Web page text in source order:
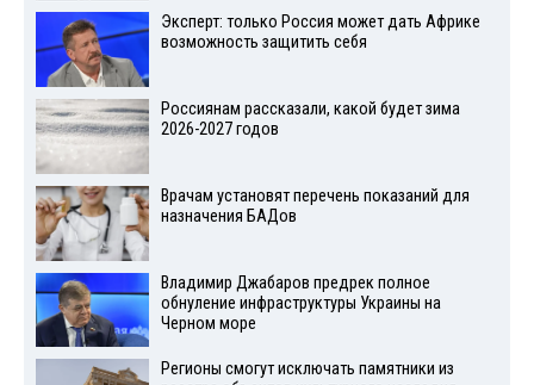
Эксперт: только Россия может дать Африке
возможность защитить себя
Россиянам рассказали, какой будет зима
2026-2027 годов
Врачам установят перечень показаний для
назначения БАДов
Владимир Джабаров предрек полное
обнуление инфраструктуры Украины на
Черном море
Регионы смогут исключать памятники из